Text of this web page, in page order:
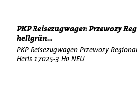
PKP Reisezugwagen Przewozy
hellgrün...
PKP Reisezugwagen Przewozy
Heris 17025-3 H0 NEU